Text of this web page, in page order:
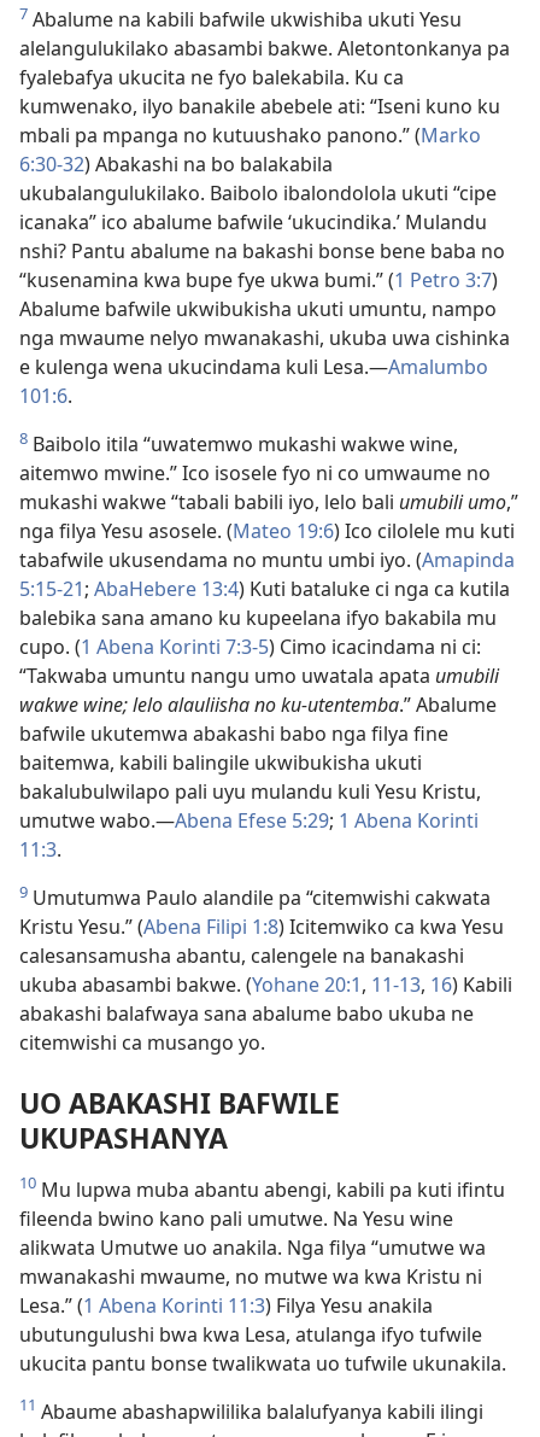
7 Abalume na kabili bafwile ukwishiba ukuti Yesu
alelangulukilako abasambi bakwe. Aletontonkanya pa
fyalebafya ukucita ne fyo balekabila. Ku ca
kumwenako, ilyo banakile abebele ati: “Iseni kuno ku
mbali pa mpanga no kutuushako panono.” (Marko
6:30-32) Abakashi na bo balakabila
ukubalangulukilako. Baibolo ibalondolola ukuti “cipe
icanaka” ico abalume bafwile ‘ukucindika.’ Mulandu
nshi? Pantu abalume na bakashi bonse bene baba no
“kusenamina kwa bupe fye ukwa bumi.” (1 Petro 3:7)
Abalume bafwile ukwibukisha ukuti umuntu, nampo
nga mwaume nelyo mwanakashi, ukuba uwa cishinka
e kulenga wena ukucindama kuli Lesa.—Amalumbo
101:6.
8 Baibolo itila “uwatemwo mukashi wakwe wine,
aitemwo mwine.” Ico isosele fyo ni co umwaume no
mukashi wakwe “tabali babili iyo, lelo bali umubili umo,”
nga filya Yesu asosele. (Mateo 19:6) Ico cilolele mu kuti
tabafwile ukusendama no muntu umbi iyo. (Amapinda
5:15-21; AbaHebere 13:4) Kuti bataluke ci nga ca kutila
balebika sana amano ku kupeelana ifyo bakabila mu
cupo. (1 Abena Korinti 7:3-5) Cimo icacindama ni ci:
“Takwaba umuntu nangu umo uwatala apata umubili
wakwe wine; lelo alauliisha no ku-utentemba.” Abalume
bafwile ukutemwa abakashi babo nga filya fine
baitemwa, kabili balingile ukwibukisha ukuti
bakalubulwilapo pali uyu mulandu kuli Yesu Kristu,
umutwe wabo.—Abena Efese 5:29; 1 Abena Korinti
11:3.
9 Umutumwa Paulo alandile pa “citemwishi cakwata
Kristu Yesu.” (Abena Filipi 1:8) Icitemwiko ca kwa Yesu
calesansamusha abantu, calengele na banakashi
ukuba abasambi bakwe. (Yohane 20:1, 11-13, 16) Kabili
abakashi balafwaya sana abalume babo ukuba ne
citemwishi ca musango yo.
UO ABAKASHI BAFWILE
UKUPASHANYA
10 Mu lupwa muba abantu abengi, kabili pa kuti ifintu
fileenda bwino kano pali umutwe. Na Yesu wine
alikwata Umutwe uo anakila. Nga filya “umutwe wa
mwanakashi mwaume, no mutwe wa kwa Kristu ni
Lesa.” (1 Abena Korinti 11:3) Filya Yesu anakila
ubutungulushi bwa kwa Lesa, atulanga ifyo tufwile
ukucita pantu bonse twalikwata uo tufwile ukunakila.
11 Abaume abashapwililika balalufyanya kabili ilingi